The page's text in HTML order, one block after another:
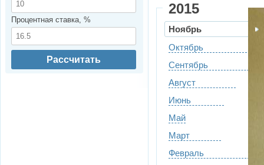
2015
Ноябрь
Октябрь
Сентябрь
Август
Июнь
Май
Март
Февраль
Процентная ставка, %
Рассчитать